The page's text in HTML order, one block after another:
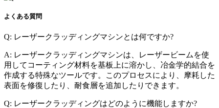
よくある質問
Q: レーザークラッディングマシンとは何ですか?
A: レーザークラッディングマシンは、レーザービームを使
用してコーティング材料を基板上に溶かし、冶金学的結合を
作成する特殊なツールです。このプロセスにより、摩耗した
表面を修復したり、耐食層を追加したりできます。
Q: レーザークラッディングはどのように機能しますか?